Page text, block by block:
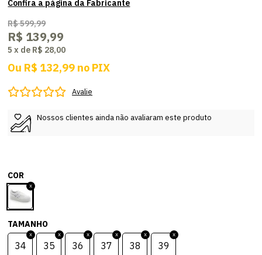
R$ 599,99
R$ 139,99
5 x de R$ 28,00
Ou R$ 132,99 no PIX
Avalie
Nossos clientes ainda não avaliaram este produto
COR
TAMANHO
34 35 36 37 38 39